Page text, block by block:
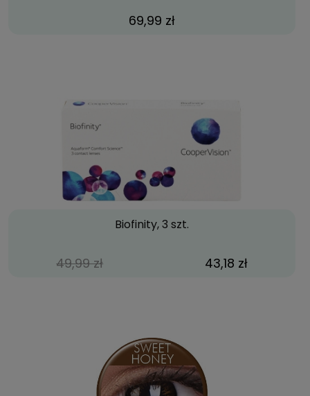
69,99 zł
Biofinity, 3 szt.
49,99 zł 43,18 zł